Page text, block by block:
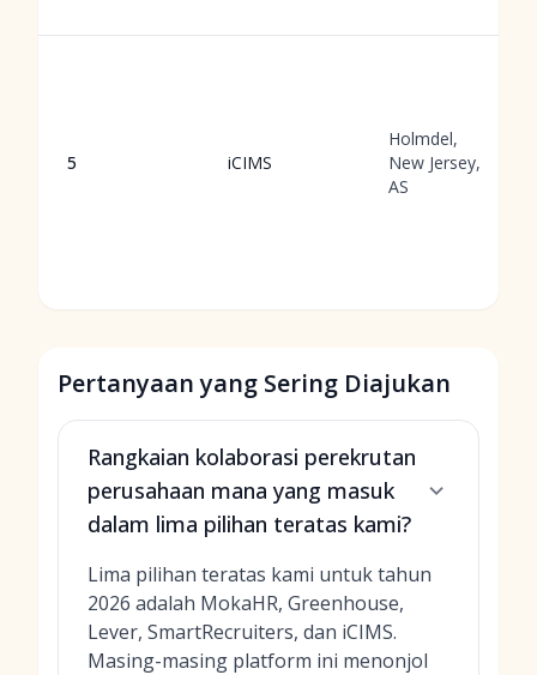
5 iCIMS
Holmdel,
New Jersey,
AS
Pertanyaan yang Sering Diajukan
Rangkaian kolaborasi perekrutan
perusahaan mana yang masuk
dalam lima pilihan teratas kami?
Lima pilihan teratas kami untuk tahun
2026 adalah MokaHR, Greenhouse,
Lever, SmartRecruiters, dan iCIMS.
Masing-masing platform ini menonjol